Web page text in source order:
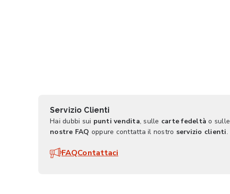
Servizio Clienti
Hai dubbi sui punti vendita, sulle carte fedeltà o sulle
nostre FAQ oppure conttatta il nostro servizio clienti.
FAQContattaci